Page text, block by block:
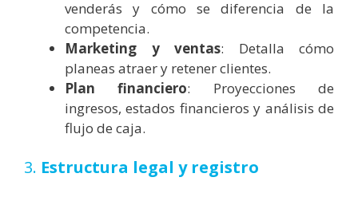
venderás y cómo se diferencia de la
competencia.
Marketing y ventas: Detalla cómo
planeas atraer y retener clientes.
Plan financiero: Proyecciones de
ingresos, estados financieros y análisis de
flujo de caja.
3. Estructura legal y registro